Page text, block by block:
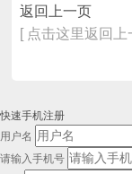
返回上一页
[ 点击这里返回上
快速手机注册
用户名
请输入手机号